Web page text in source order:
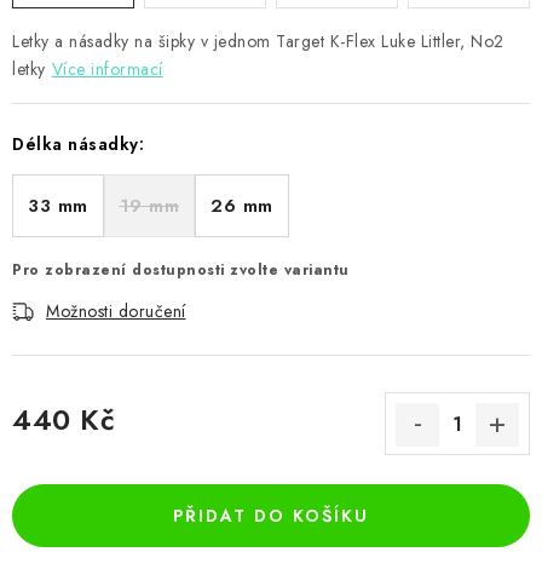
Kontakty Hodnocení obchodu
Letky a násadky na šipky v jednom Target K-Flex Luke Littler, No2
letky Více informací
Délka násadky:
33 mm 19 mm 26 mm
Pro zobrazení dostupnosti zvolte variantu
Možnosti doručení
440 Kč
PŘIDAT DO KOŠÍKU